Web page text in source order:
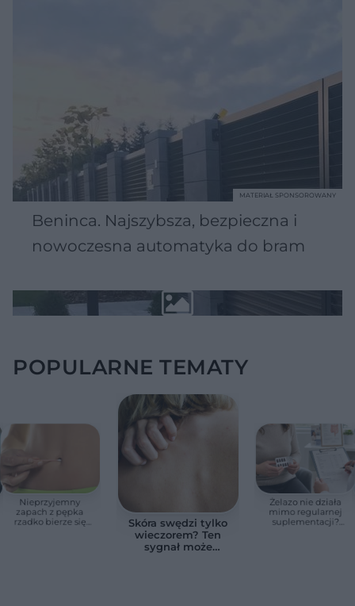
Beninca. Najszybsza, bezpieczna i
nowoczesna automatyka do bram
MATERIAŁ SPONSOROWANY
POPULARNE TEMATY
Nieprzyjemny
zapach z pępka
rzadko bierze się
Skóra swędzi tylko
wieczorem? Ten
sygnał może
Żelazo nie działa
mimo regularnej
suplementacji?